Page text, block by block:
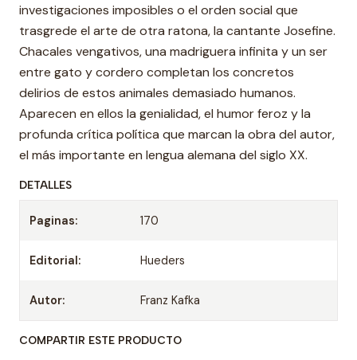
investigaciones imposibles o el orden social que
trasgrede el arte de otra ratona, la cantante Josefine.
Chacales vengativos, una madriguera infinita y un ser
entre gato y cordero completan los concretos
delirios de estos animales demasiado humanos.
Aparecen en ellos la genialidad, el humor feroz y la
profunda crítica política que marcan la obra del autor,
el más importante en lengua alemana del siglo XX.
DETALLES
Paginas: 170
Editorial: Hueders
Autor: Franz Kafka
COMPARTIR ESTE PRODUCTO